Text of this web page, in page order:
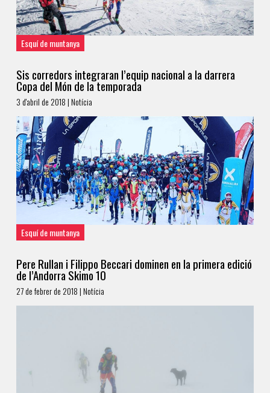
Esquí de muntanya
Sis corredors integraran l’equip nacional a la darrera
Copa del Món de la temporada
3 d'abril de 2018 | Notícia
Esquí de muntanya
Pere Rullan i Filippo Beccari dominen en la primera edició
de l’Andorra Skimo 10
27 de febrer de 2018 | Notícia